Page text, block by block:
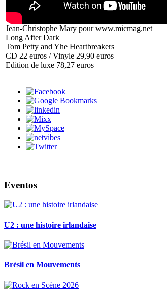
Jean-Christophe Mary pour www.micmag.net
Long After Dark
Tom Petty and Yhe Heartbreakers
CD 22 euros / Vinyle 29,90 euros
Edition de luxe 78,27 euros
Eventos
U2 : une histoire irlandaise
Brésil en Mouvements